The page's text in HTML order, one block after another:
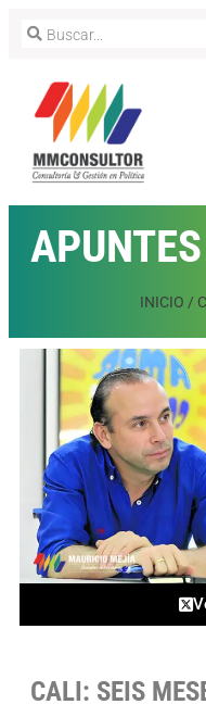
APUNTES
INICIO /
CALI: SEIS